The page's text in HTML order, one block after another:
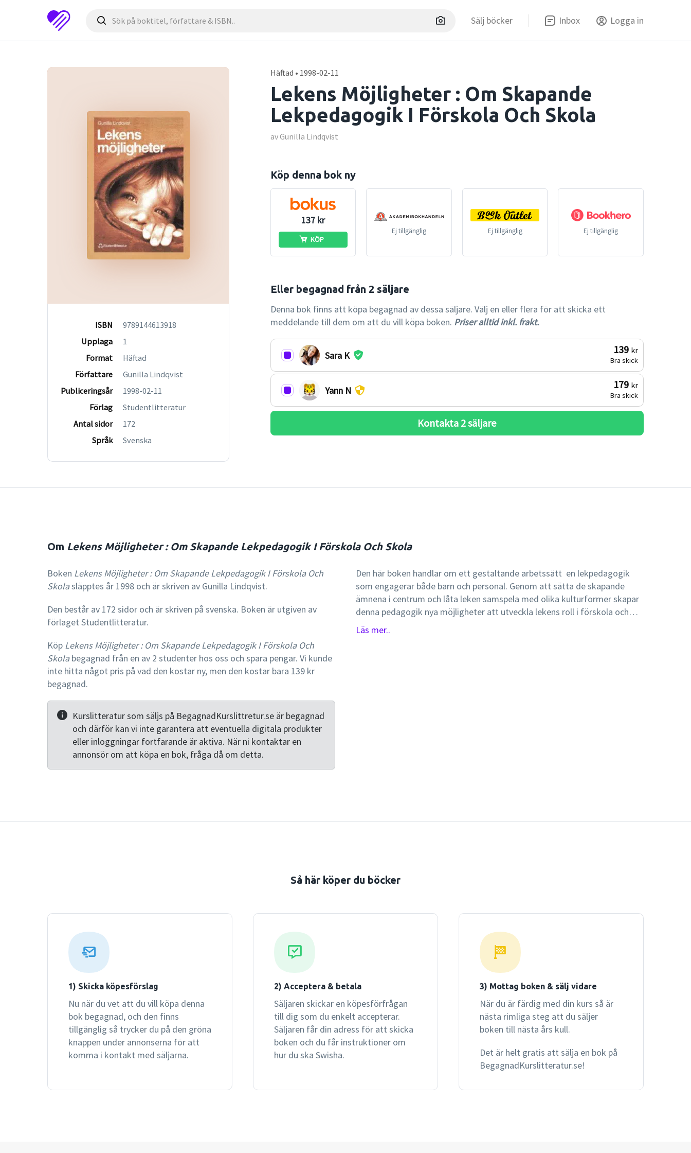
Sälj böcker Inbox Logga in
ISBN
9789144613918
Upplaga
1
Format
Häftad
Författare
Gunilla Lindqvist
Publiceringsår
1998-02-11
Förlag
Studentlitteratur
Antal sidor
172
Språk
Svenska
Häftad • 1998-02-11
Lekens Möjligheter : Om Skapande
Lekpedagogik I Förskola Och Skola
av Gunilla Lindqvist
Köp denna bok ny
137 kr
KÖP
Ej tillgänglig Ej tillgänglig Ej tillgänglig
Denna bok finns att köpa begagnad av dessa säljare. Välj en eller flera för att skicka ett
meddelande till dem om att du vill köpa boken. Priser alltid inkl. frakt.
Sara K 139 kr
Bra skick
Yann N 179 kr
Bra skick
Kontakta 2 säljare
Om Lekens Möjligheter : Om Skapande Lekpedagogik I Förskola Och Skola
Boken Lekens Möjligheter : Om Skapande Lekpedagogik I Förskola Och
Skolasläpptes år 1998 och är skriven av Gunilla Lindqvist.
Den består av 172 sidor och är skriven på svenska. Boken är utgiven av
förlaget Studentlitteratur.
Köp Lekens Möjligheter : Om Skapande Lekpedagogik I Förskola Och
Skolabegagnad från en av 2 studenter hos oss och spara pengar. Vi kunde
inte hitta något pris på vad den kostar ny, men den kostar bara 139 kr
begagnad.
Kurslitteratur som säljs på BegagnadKurslittretur.se är begagnad
och därför kan vi inte garantera att eventuella digitala produkter
eller inloggningar fortfarande är aktiva. När ni kontaktar en
annonsör om att köpa en bok, fråga då om detta.
Den här boken handlar om ett gestaltande arbetssätt  en lekpedagogik 
som engagerar både barn och personal. Genom att sätta de skapande
ämnena i centrum och låta leken samspela med olika kulturformer skapar
denna pedagogik nya möjligheter att utveckla lekens roll i förskola och
skola.Författaren redogör för de grundläggande idéerna bakom ett
Läs mer..
Så här köper du böcker
1) Skicka köpesförslag
Nu när du vet att du vill köpa denna
bok begagnad, och den finns
tillgänglig så trycker du på den gröna
knappen under annonserna för att
komma i kontakt med säljarna.
2) Acceptera & betala
Säljaren skickar en köpesförfrågan
till dig som du enkelt accepterar.
Säljaren får din adress för att skicka
boken och du får instruktioner om
hur du ska Swisha.
3) Mottag boken & sälj vidare
När du är färdig med din kurs så är
nästa rimliga steg att du säljer
boken till nästa års kull.
Det är helt gratis att sälja en bok på
BegagnadKurslitteratur.se!